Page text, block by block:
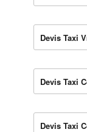
Devis Taxi
Devis Taxi
Devis Taxi